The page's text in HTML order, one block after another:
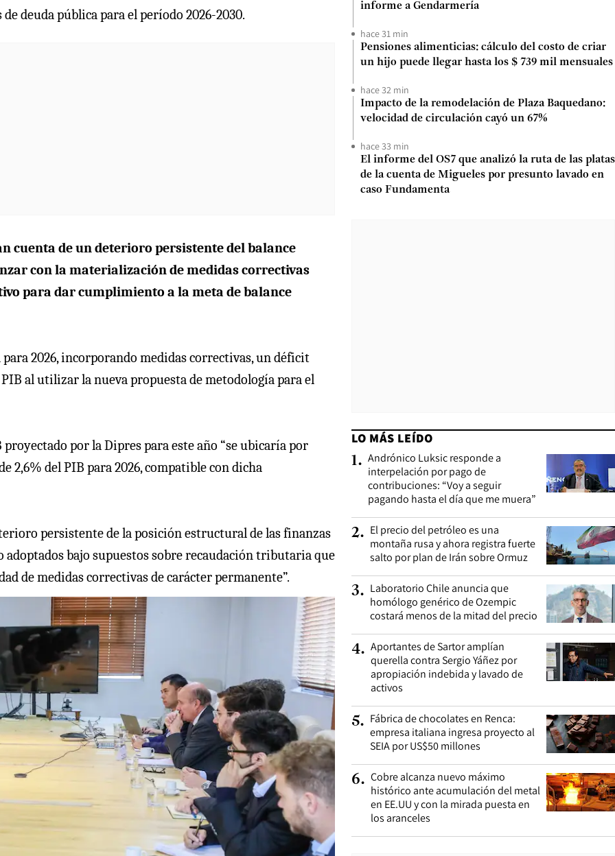
deuda pública para el período 2026-2030.
cuenta de un deterioro persistente del balance
con la materialización de medidas correctivas
para dar cumplimiento a la meta de balance
2026, incorporando medidas correctivas, un déficit
al utilizar la nueva propuesta de metodología para el
por la Dipres para este año “se ubicaría por
2,6% del PIB para 2026, compatible con dicha
persistente de la posición estructural de las finanzas
adoptados bajo supuestos sobre recaudación tributaria que
de medidas correctivas de carácter permanente”.
informe a Gendarmería
hace 31 min
Pensiones alimenticias: cálculo del costo de criar
un hijo puede llegar hasta los $ 739 mil mensuales
hace 32 min
Impacto de la remodelación de Plaza Baquedano:
velocidad de circulación cayó un 67%
hace 33 min
El informe del OS7 que analizó la ruta de las platas
de la cuenta de Migueles por presunto lavado en
caso Fundamenta
LO MÁS LEÍDO
1. Andrónico Luksic responde a
interpelación por pago de
contribuciones: “Voy a seguir
pagando hasta el día que me muera”
2. El precio del petróleo es una
montaña rusa y ahora registra fuerte
salto por plan de Irán sobre Ormuz
3. Laboratorio Chile anuncia que
homólogo genérico de Ozempic
costará menos de la mitad del precio
4. Aportantes de Sartor amplían
querella contra Sergio Yáñez por
apropiación indebida y lavado de
activos
5. Fábrica de chocolates en Renca:
empresa italiana ingresa proyecto al
SEIA por US$50 millones
6. Cobre alcanza nuevo máximo
histórico ante acumulación del metal
en EE.UU y con la mirada puesta en
los aranceles